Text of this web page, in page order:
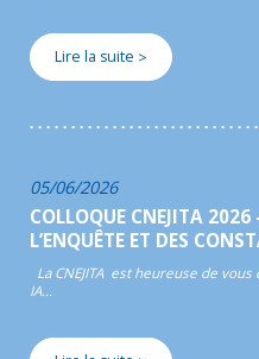
Lire la suite >
05/06/2026
COLLOQUE CNEJITA 2026
L’ENQUÊTE ET DES
La CNEJITA est heureuse de
IA…